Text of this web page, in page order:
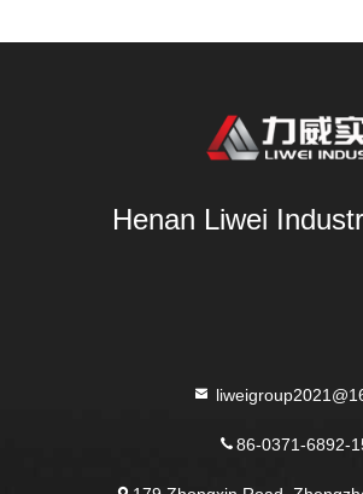
Henan Liwei
86-0371-6892-